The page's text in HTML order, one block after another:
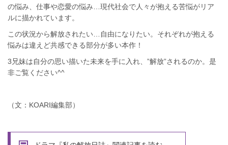
の悩み、仕事や恋愛の悩み…現代社会で人々が抱える苦悩がリア
ルに描かれています。
この状況から解放されたい…自由になりたい。それぞれが抱える
悩みは違えど共感できる部分が多い本作！
3兄妹は自分の思い描いた未来を手に入れ、”解放”されるのか。是
非ご覧ください^^
（文：KOARI編集部）